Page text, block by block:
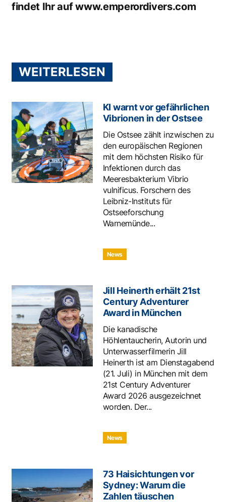
findet Ihr aufwww.emperordivers.com
WEITERLESEN
KI warnt vor gefährlichen
Vibrionen in der Ostsee
Die Ostsee zählt inzwischen zu
den europäischen Regionen
mit dem höchsten Risiko für
Infektionen durch das
Meeresbakterium Vibrio
vulnificus. Forschern des
Leibniz-Instituts für
Ostseeforschung
Warnemünde...
News
Jill Heinerth erhält 21st
Century Adventurer
Award in München
Die kanadische
Höhlentaucherin, Autorin und
Unterwasserfilmerin Jill
Heinerth ist am Dienstagabend
(21. Juli) in München mit dem
21st Century Adventurer
Award 2026 ausgezeichnet
worden. Der...
News
73 Haisichtungen vor
Sydney: Warum die
Zahlen täuschen